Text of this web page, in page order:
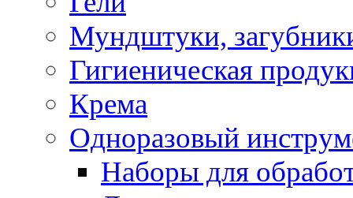
Мундштуки,
Гигиеническая
Крема
Одноразовый
Наборы для